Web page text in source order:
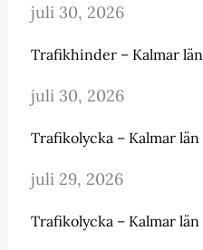
juli 30, 2026
Trafikhinder – Kalmar län
juli 30, 2026
Trafikolycka – Kalmar län
juli 29, 2026
Trafikolycka – Kalmar län